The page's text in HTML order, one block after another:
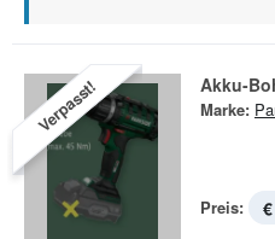
Verpasst! Akku-
Marke:
Preis: